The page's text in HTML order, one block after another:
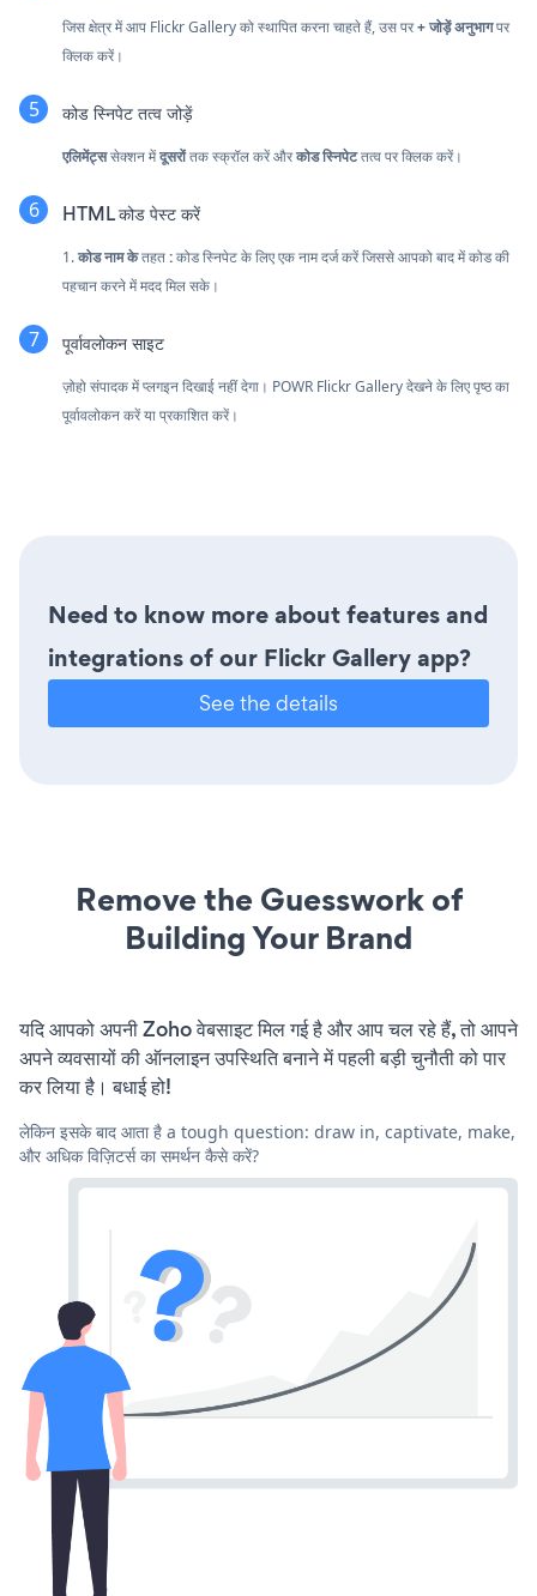
जिस क्षेत्र में आप Flickr Gallery को स्थापित करना चाहते हैं, उस पर+ जोड़ें अनुभागपर
क्लिक करें।
कोड स्निपेट तत्व जोड़ें
एलिमेंट्ससेक्शन मेंदूसरोंतक स्क्रॉल करें औरकोड स्निपेटतत्व पर क्लिक करें।
HTML कोड पेस्ट करें
1.कोड नाम केतहत:कोड स्निपेट के लिए एक नाम दर्ज करें जिससे आपको बाद में कोड की
पहचान करने में मदद मिल सके।
पूर्वावलोकन साइट
ज़ोहो संपादक में प्लगइन दिखाई नहीं देगा। POWR Flickr Gallery देखने के लिए पृष्ठ का
पूर्वावलोकन करें या प्रकाशित करें।
Need to know more about features and
integrations of our Flickr Gallery app?
See the details
Remove the Guesswork of
Building Your Brand
यदि आपको अपनी Zoho वेबसाइट मिल गई है और आप चल रहे हैं, तो आपने
अपने व्यवसायों की ऑनलाइन उपस्थिति बनाने में पहली बड़ी चुनौती को पार
कर लिया है। बधाई हो!
लेकिन इसके बाद आता है a tough question: draw in, captivate, make,
और अधिक विज़िटर्स का समर्थन कैसे करें?